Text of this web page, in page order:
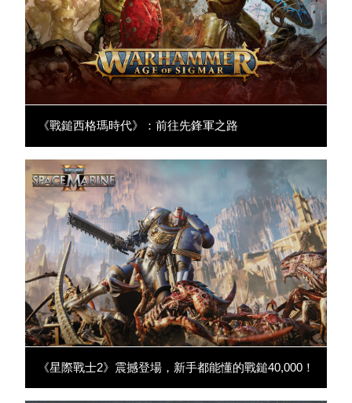
《戰鎚西格瑪時代》：前往先鋒軍之路
《星際戰士2》震撼登場，新手都能懂的戰鎚40,000！